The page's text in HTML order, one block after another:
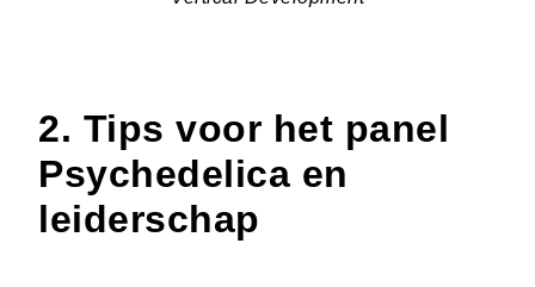
2. Tips voor het panel
Psychedelica en
leiderschap